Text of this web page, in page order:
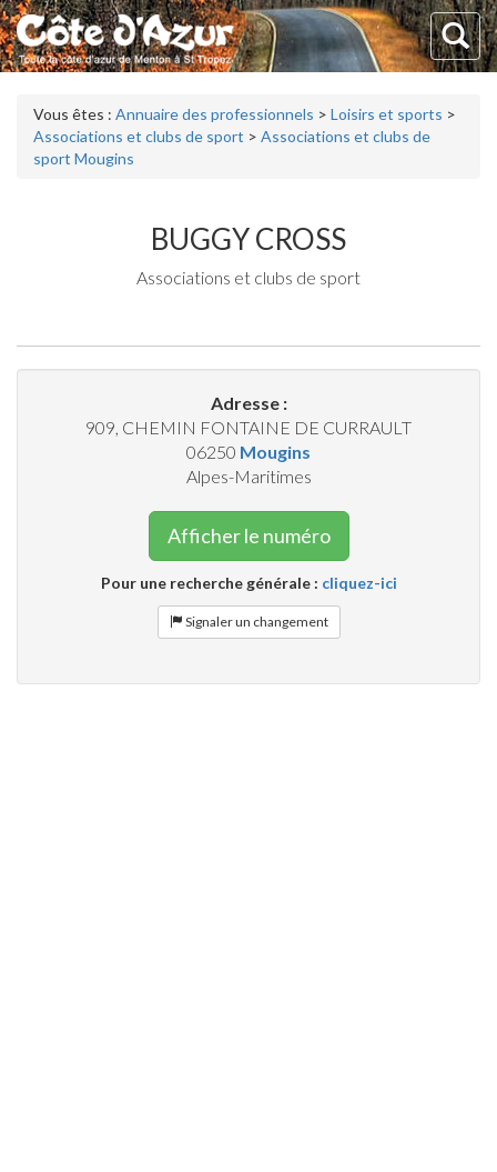
Vous êtes : Annuaire des professionnels > Loisirs et sports >
Associations et clubs de sport > Associations et clubs de
sport Mougins
BUGGY CROSS
Associations et clubs de sport
Adresse :
909, CHEMIN FONTAINE DE CURRAULT
06250 Mougins
Alpes-Maritimes
Afficher le numéro
Pour une recherche générale : cliquez-ici
Signaler un changement